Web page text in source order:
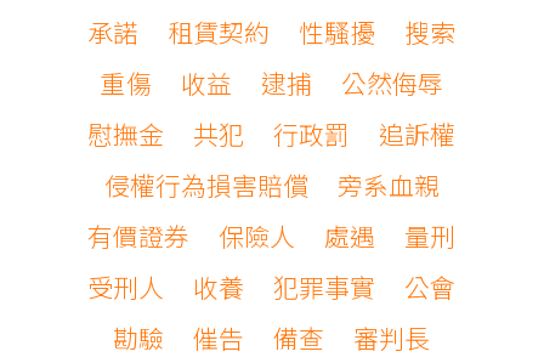
承諾
租賃契約 性騷擾
搜索
重傷
收益 逮捕
公然侮辱
慰撫金
共犯 行政罰
追訴權
侵權行為損害賠償
旁系血親
有價證券
保險人 處遇
量刑
受刑人
收養 犯罪事實
公會
勘驗
催告 備查
審判長